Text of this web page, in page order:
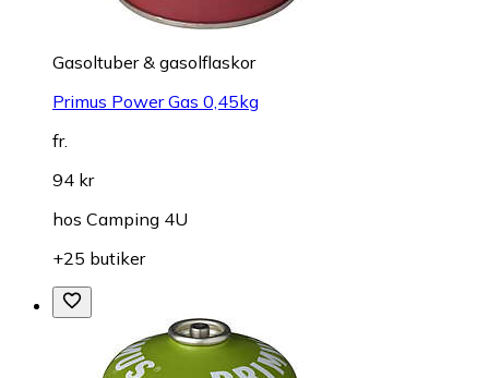
Gasoltuber & gasolflaskor
Primus Power Gas 0,45kg
fr.
94 kr
hos Camping 4U
+25 butiker